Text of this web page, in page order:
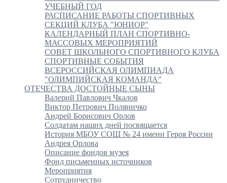
УЧЕБНЫЙ ГОД
РАСПИСАНИЕ РАБОТЫ СПОРТИВНЫХ
СЕКЦИЙ КЛУБА "ЮНИОР"
КАЛЕНДАРНЫЙ ПЛАН СПОРТИВНО-
МАССОВЫХ МЕРОПРИЯТИЙ
СОВЕТ ШКОЛЬНОГО СПОРТИВНОГО КЛУБА
СПОРТИВНЫЕ СОБЫТИЯ
ВСЕРОССИЙСКАЯ ОЛИМПИАДА
"ОЛИМПИЙСКАЯ КОМАНДА"
ОТЕЧЕСТВА ДОСТОЙНЫЕ СЫНЫ
Валерий Павлович Чкалов
Виктор Петрович Поляничко
Андрей Борисович Орлов
Солдатам наших дней посвящается
История МБОУ СОШ № 24 имени Героя России
Андрея Орлова
Описание фондов музея
Фонд письменных источников
Мероприятия
Сотрудничество